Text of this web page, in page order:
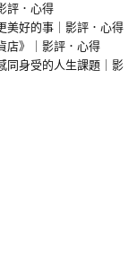
評．心得
美好的事｜影評．心得
店》｜影評．心得
同身受的人生課題｜影